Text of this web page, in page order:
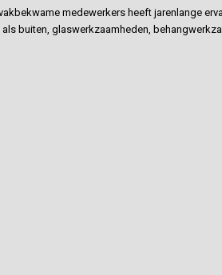
medewerkers heeft jarenlange
buiten, glaswerkzaamheden,